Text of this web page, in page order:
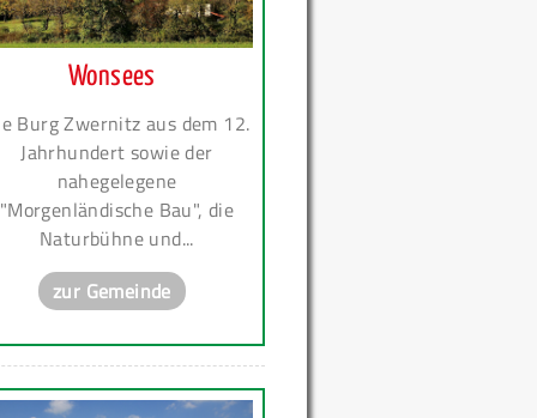
Wonsees
Burg Zwernitz aus dem 12.
Jahrhundert sowie der
nahegelegene
"Morgenländische Bau", die
Naturbühne und...
zur Gemeinde